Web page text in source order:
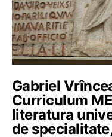
Gabriel
Curriculum
literatura
de